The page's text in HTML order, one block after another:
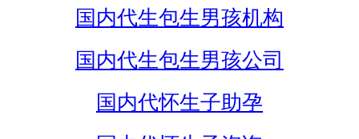
国内代生包生男孩机构
国内代生包生男孩公司
国内代怀生子助孕